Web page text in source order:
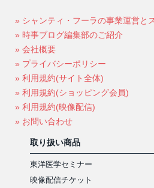
» シャンティ・フーラの事業運営と
» 時事ブログ編集部のご紹介
» 会社概要
» プライバシーポリシー
» 利用規約(サイト全体)
» 利用規約(ショッピング会員)
» 利用規約(映像配信)
» お問い合わせ
取り扱い商品
東洋医学セミナー
映像配信チケット